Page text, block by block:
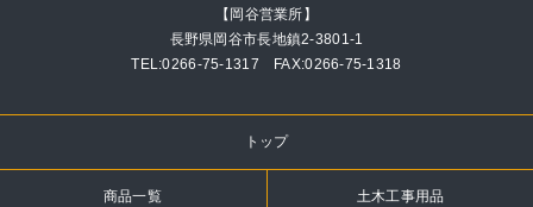
【岡谷営業所】
長野県岡谷市長地鎮2-3801-1
TEL:0266-75-1317 FAX:0266-75-1318
トップ
商品一覧 土木工事用品